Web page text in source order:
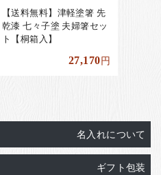
【送料無料】津軽塗箸 先
乾漆 七々子塗 夫婦箸セッ
ト【桐箱入】
27,170円
名入れについて
ギフト包装